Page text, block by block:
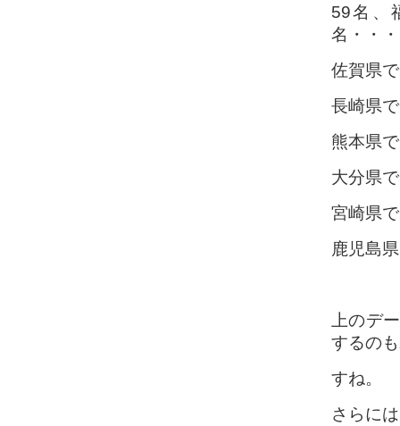
59名、
名・・
佐賀県
長崎県
熊本県
大分県
宮崎県
鹿児島
上のデ
するの
すね。
さらに